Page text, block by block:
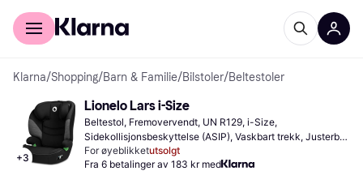
For kunder
Klarna/Shopping/Barn & Familie/Bilstoler/Beltestoler
+3
Lionelo Lars i-Size
Beltestol, Fremovervendt, UN R129, i-Size,
Sidekollisjonsbeskyttelse (ASIP), Vaskbart trekk, Justerbar
nakkestøtte
For øyeblikketutsolgt
Fra 6 betalinger av 183 kr med